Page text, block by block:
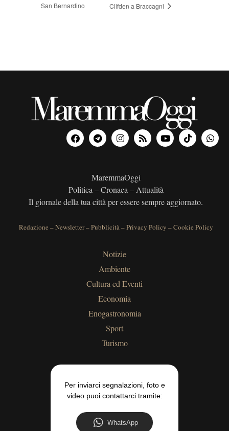
San Bernardino
Clifden a Braccagni
MaremmaOggi
Politica – Cronaca – Attualità
Il giornale della tua città per essere sempre aggiornato.
Redazione –Newsletter–Pubblicità–Privacy Policy –Cookie Policy
Notizie
Ambiente
Cultura ed Eventi
Economia
Enogastronomia
Sport
Turismo
Per inviarci segnalazioni, foto e
video puoi contattarci tramite:
WhatsApp